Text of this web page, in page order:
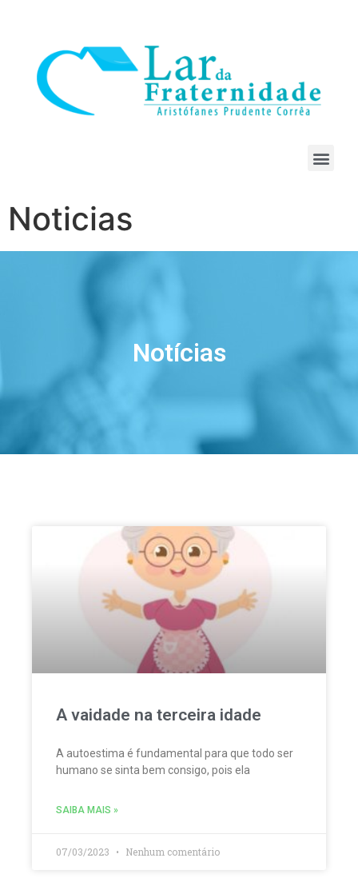
Noticias
Notícias
A vaidade na terceira idade
A autoestima é fundamental para que todo ser
humano se sinta bem consigo, pois ela
SAIBA MAIS »
07/03/2023 Nenhum comentário